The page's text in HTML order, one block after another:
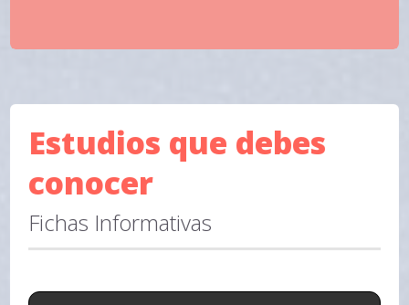
Estudios que debes
conocer
Fichas Informativas